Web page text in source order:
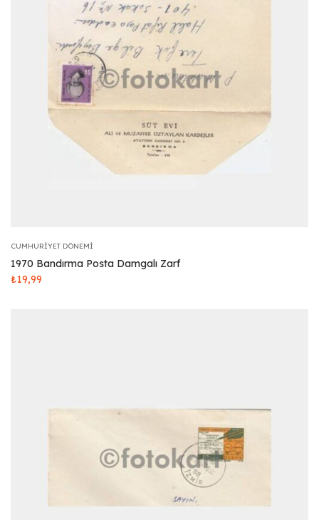
CUMHURIYET DÖNEMI
1970 Bandırma Posta Damgalı Zarf
₺19,99